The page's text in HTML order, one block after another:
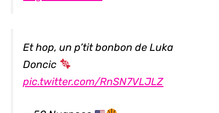
Et hop, un p’tit bonbon de Luka
Doncic
pic.twitter.com/RnSN7VLJLZ